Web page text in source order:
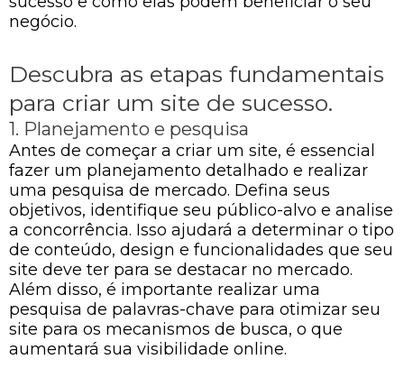
negócio.
Descubra as etapas fundamentais
para criar um site de sucesso.
1. Planejamento e pesquisa
Antes de começar a criar um site, é essencial
fazer um planejamento detalhado e realizar
uma pesquisa de mercado. Defina seus
objetivos, identifique seu público-alvo e analise
a concorrência. Isso ajudará a determinar o tipo
de conteúdo, design e funcionalidades que seu
site deve ter para se destacar no mercado.
Além disso, é importante realizar uma
pesquisa de palavras-chave para otimizar seu
site para os mecanismos de busca, o que
aumentará sua visibilidade online.